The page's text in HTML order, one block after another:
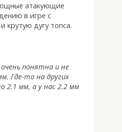
атакующие
в игре с
крутую дугу топса.
понятна и не
Где-то на других
2.1 мм, а у нас 2.2 мм